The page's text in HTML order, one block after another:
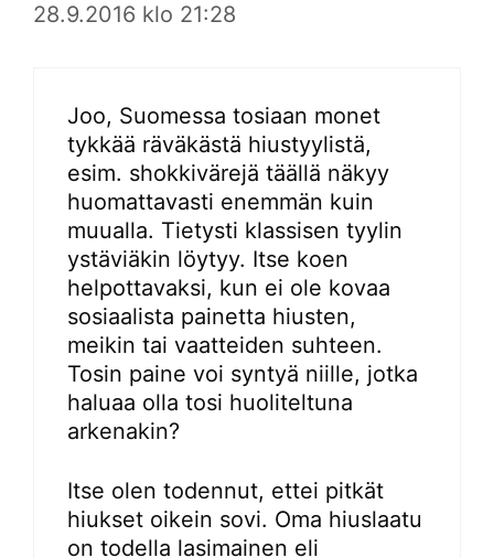
28.9.2016 klo 21:28
Joo, Suomessa tosiaan monet
tykkää räväkästä hiustyylistä,
esim. shokkivärejä täällä näkyy
huomattavasti enemmän kuin
muualla. Tietysti klassisen tyylin
ystäviäkin löytyy. Itse koen
helpottavaksi, kun ei ole kovaa
sosiaalista painetta hiusten,
meikin tai vaatteiden suhteen.
Tosin paine voi syntyä niille, jotka
haluaa olla tosi huoliteltuna
arkenakin?
Itse olen todennut, ettei pitkät
hiukset oikein sovi. Oma hiuslaatu
on todella lasimainen eli